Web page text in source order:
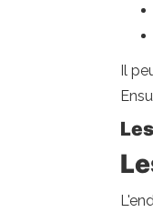
Il